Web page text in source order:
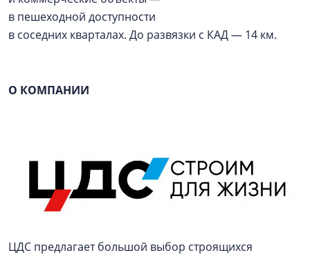
в пешеходной доступности
в соседних кварталах. До развязки с КАД — 14 км.
О КОМПАНИИ
ЦДС предлагает большой выбор строящихся